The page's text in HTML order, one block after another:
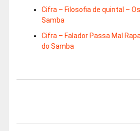
Cifra – Filosofia de quintal –
Samba
Cifra – Falador Passa Mal
do Samba